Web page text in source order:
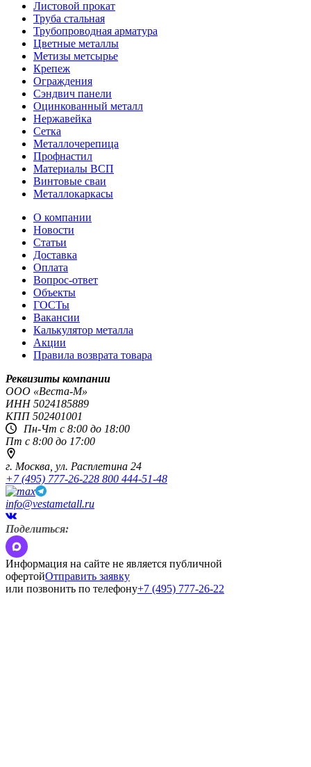
Листовой прокат
Труба стальная
Трубопроводная арматура
Цветные металлы
Метизы метсырье
Крепеж
Ограждения
Сэндвич панели
Оцинкованный металл
Нержавейка
Сетка
Металлочерепица
Профнастил
Материалы ВСП
Винтовые сваи
Металлокаркасы
О компании
Новости
Статьи
Доставка
Оплата
Вопрос-ответ
Объекты
ГОСТы
Вакансии
Калькулятор металла
Акции
Правила возврата товара
Реквизиты компании
OOO «Веста-М»
ИНН5024185889
КПП502401001
Пн-Чт с 8:00 до 18:00
Пт с 8:00 до 17:00
г. Москва, ул. Расплетина 24
+7 (495) 777-26-228 800 444-51-48
info@vestametall.ru
Поделиться:
Информация на сайте не является публичной
офертойОтправить заявку
или позвонить по телефону+7 (495) 777-26-22